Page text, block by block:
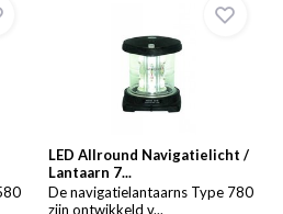
LED Allround Navigatielicht /
Lantaarn 7...
De navigatielantaarns Type 780
zijn ontwikkeld v...